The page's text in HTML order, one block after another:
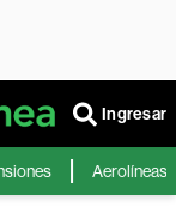
Ingresar
Aerolíneas